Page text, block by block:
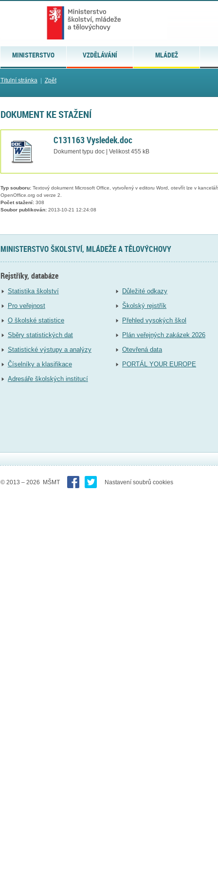
MINISTERSTVO VZDĚLÁVÁNÍ MLÁDEŽ
Titulní stránka| Zpět
DOKUMENT KE STAŽENÍ
C131163 Vysledek.doc
Dokument typu doc | Velikost 455 kB
Typ souboru:Textový dokument Microsoft Office, vytvořený v editoru Word, otevřít lze v
OpenOffice.org od verze 2.
Počet stažení:308
Soubor publikován:2013-10-21 12:24:08
MINISTERSTVO ŠKOLSTVÍ, MLÁDEŽE A TĚLOVÝCHOVY
Rejstříky, databáze
Statistika školství
Pro veřejnost
O školské statistice
Sběry statistických dat
Statistické výstupy a analýzy
Číselníky a klasifikace
Adresáře školských institucí
Důležité odkazy
Školský rejstřík
Přehled vysokých škol
Plán veřejných zakázek 2026
Otevřená data
PORTÁL YOUR EUROPE
© 2013 – 2026 MŠMT Nastavení soubrů cookies